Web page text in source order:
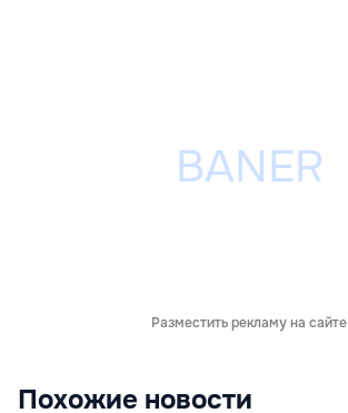
Разместить рекламу на сайте
Похожие новости